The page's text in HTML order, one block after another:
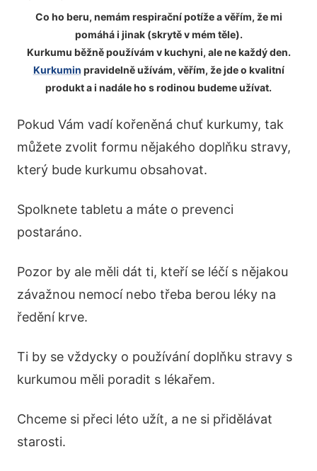
Co ho beru, nemám respirační potíže a věřím, že mi
pomáhá i jinak (skrytě v mém těle).
Kurkumu běžně používám v kuchyni, ale ne každý den.
Kurkumin pravidelně užívám, věřím, že jde o kvalitní
produkt a i nadále ho s rodinou budeme užívat.
Pokud Vám vadí kořeněná chuť kurkumy, tak
můžete zvolit formu nějakého doplňku stravy,
který bude kurkumu obsahovat.
Spolknete tabletu a máte o prevenci
postaráno.
Pozor by ale měli dát ti, kteří se léčí s nějakou
závažnou nemocí nebo třeba berou léky na
ředění krve.
Ti by se vždycky o používání doplňku stravy s
kurkumou měli poradit s lékařem.
Chceme si přeci léto užít, a ne si přidělávat
starosti.